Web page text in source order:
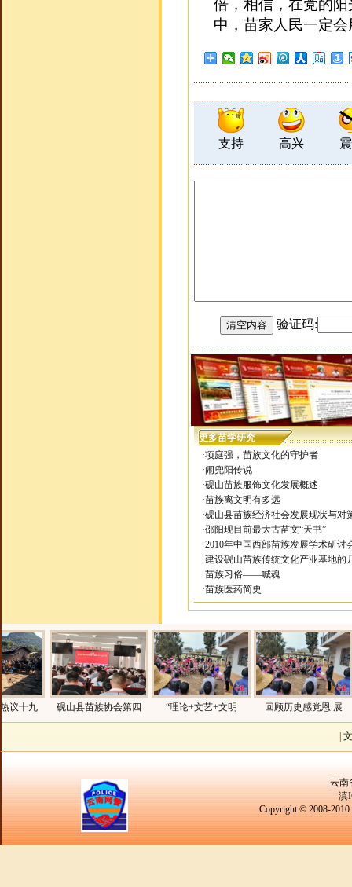
倍，相信，在党的
中，苗家人民一定
更多苗学研究
·项庭强，苗族文化的守护者
·闹兜阳传说
·砚山苗族服饰文化发展概述
·苗族离文明有多远
·砚山县苗族经济社会发展现状与对
·邵阳现目前最大古苗文“天书”
·2010年中国西部苗族发展学术研讨
·建设砚山苗族传统文化产业基地的
·苗族习俗——喊魂
·苗族医药简史
砚山县苗族协会第四 “理论+文艺+文明 回顾历史感党恩 展 砚
云南
滇
Copyright © 2008-